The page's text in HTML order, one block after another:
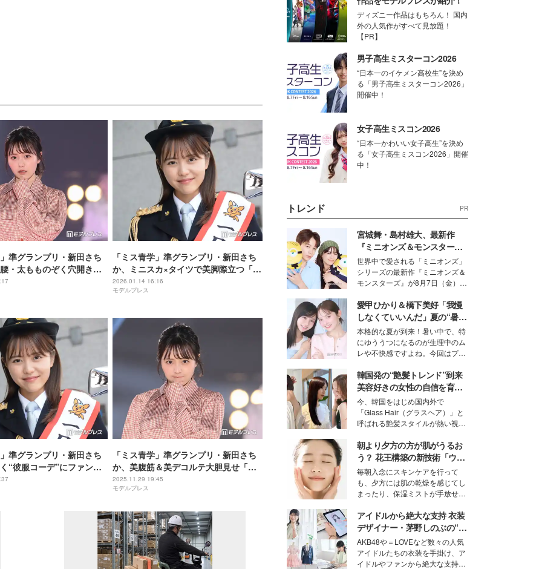
準グランプリ・新田さち
・太もものぞく穴開きワ
輝く「攻めてるデザイ
「ミス青学」準グランプリ・新田さち
か、ミニスカ×タイツで美脚際立つ「自
然体で素敵」「絵になる」の声
2026.01.14 16:16
モデルプレス
準グランプリ・新田さち
“彼服コーデ”にファン悶
ごい」「カジュアルも似
「ミス青学」準グランプリ・新田さち
か、美腹筋＆美デコルテ大胆見せ「努
力の賜物」「抜群スタイル」と反響
続々
2025.11.29 19:45
モデルプレス
ディズニー作品はもちろん！ 国内
外の人気作がすべて見放題！
【PR】
男子高生ミスターコン2026
“日本一のイケメン高校生”を決め
る「男子高生ミスターコン2026」
開催中！
女子高生ミスコン2026
“日本一かわいい女子高生”を決め
る「女子高生ミスコン2026」開催
中！
トレンド PR
宮城舞・島村雄大、最新作
『ミニオンズ＆モンスター
ズ』の魅力熱弁 ハチャメチャ
だけじゃない“友情と絆”に感
動
世界中で愛される「ミニオンズ」
シリーズの最新作『ミニオンズ＆
モンスターズ』が8月7日（金）に
ニオン好き”という共通点を持つモ
デルの宮城舞と島村雄大の特別対
談をお届け！それぞれの視点か
ら、今作ならではの魅力や予想外
の感動をもたらす奥深いストーリ
ーについて熱く語り合ってもらっ
た。
愛甲ひかり＆橋下美好「我慢
しなくていいんだ」夏の“暑さ
対策”の新しい選択肢とは？
本格的な夏が到来！暑い中で、特
にゆううつになるのが生理中のム
レや不快感ですよね。今回はプラ
モデル・愛甲ひかりさんと橋下美
好さんを迎えて本音で女子会トー
ク。猛暑のお出かけを快適に過ご
すヒントや、2人が感動した夏の
生理の新常識にも迫りました。
韓国発の“艶髪トレンド”到来
美容好きの女性の自信を育む
「ヘアケア事情」って？
今、韓国をはじめ国内外で
「Glass Hair（グラスヘア）」と
呼ばれる艶髪スタイルが熱い視線
ションの完成度を高めるベースと
して、“髪そのものの美しさ”に改
めて注目する人が増えている様
子。今回は、そんな憧れの艶やか
な髪を日常で叶える、美容好きの
女性たちのヘアケア事情を紹介し
ます。
朝より夕方の方が肌がうるお
う？ 花王構築の新技術「ウォ
ーターキャプチャリングスキ
ン（捕水肌）」がスキンケア
の常識を変える予感
毎朝入念にスキンケアを行って
も、夕方には肌の乾燥を感じてし
まったり、保湿ミストが手放せな
な美容の常識を大きく変える可能
性を秘めた、革新的な「Water
Capturing Skin（ウォーターキャ
プチャリングスキン：捕水肌）」
技術を、花王が構築した。
アイドルから絶大な支持 衣装
デザイナー・茅野しのぶの“可
愛い”を作る美学＜「シチズン
クロスシー」インタビュー＞
AKB48や＝LOVEなど数々の人気
アイドルたちの衣装を手掛け、ア
イドルやファンから絶大な支持を